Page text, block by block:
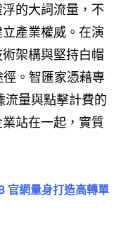
的大詞流量，不
產業權威。在演
架構與堅持白帽
徑。智匯家憑藉專
流量與點擊計費的
站在一起，實質
官網量身打造高轉單